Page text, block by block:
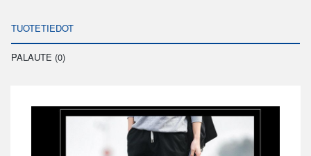
TUOTETIEDOT
PALAUTE (0)